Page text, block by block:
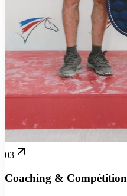
03
Coaching & Compétition